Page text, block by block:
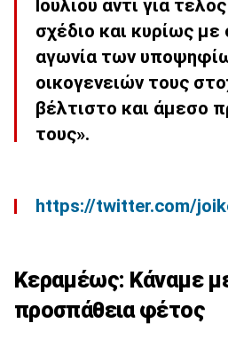
Ιουλίου αντί για
σχέδιο και κυρίως
αγωνία των
οικογενειών τους
βέλτιστο και άμεσο
τους».
https://twitter.com/
Κεραμέως: Κάναμε
προσπάθεια φέτος